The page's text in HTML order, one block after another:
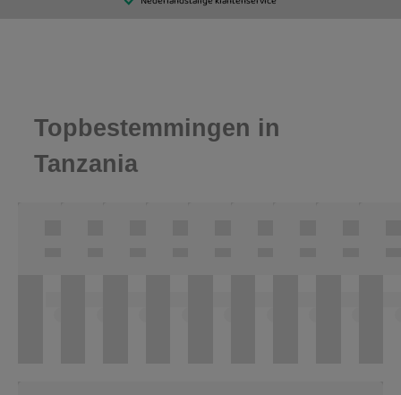
Topbestemmingen in
Tanzania